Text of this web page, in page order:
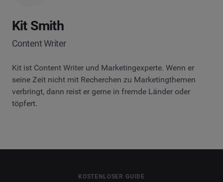
Kit Smith
Content Writer
Kit ist Content Writer und Marketingexperte. Wenn er
seine Zeit nicht mit Recherchen zu Marketingthemen
verbringt, dann reist er gerne in fremde Länder oder
töpfert.
KOSTENLOSER GUIDE